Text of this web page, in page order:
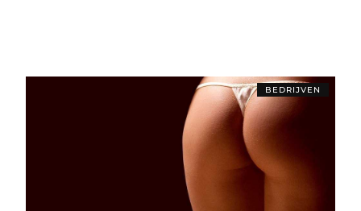
BEDRIJVEN